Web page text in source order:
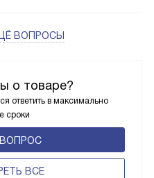
о товаре?
ответить в максимально
сроки
ВСЕ
ВОПРОСЫ